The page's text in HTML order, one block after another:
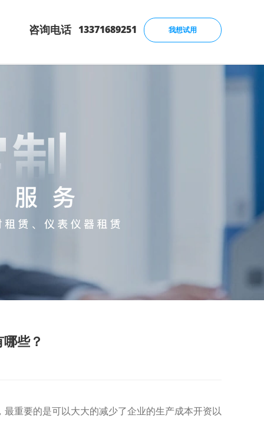
咨询电话 13371689251 我想试用
些？
重要的是可以大大的减少了企业的生产成本开资以